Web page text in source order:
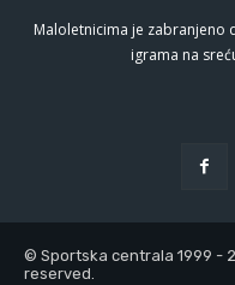
Maloletnicima je zabranjeno
igrama na
© Sportska centrala 1999 -
reserved.